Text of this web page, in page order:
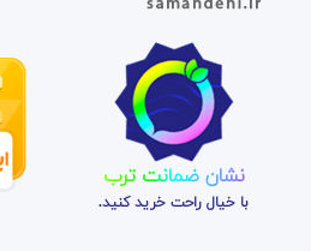
نشان ضمانت ترب
با خیال راحت خرید کنید.